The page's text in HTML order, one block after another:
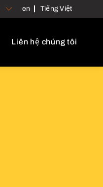
en Tiếng Việt
Liên hệ chúng tôi